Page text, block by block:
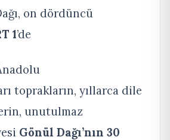
on dördüncü
1’de
toprakların, yıllarca dile
unutulmaz
Gönül Dağı’nın 30